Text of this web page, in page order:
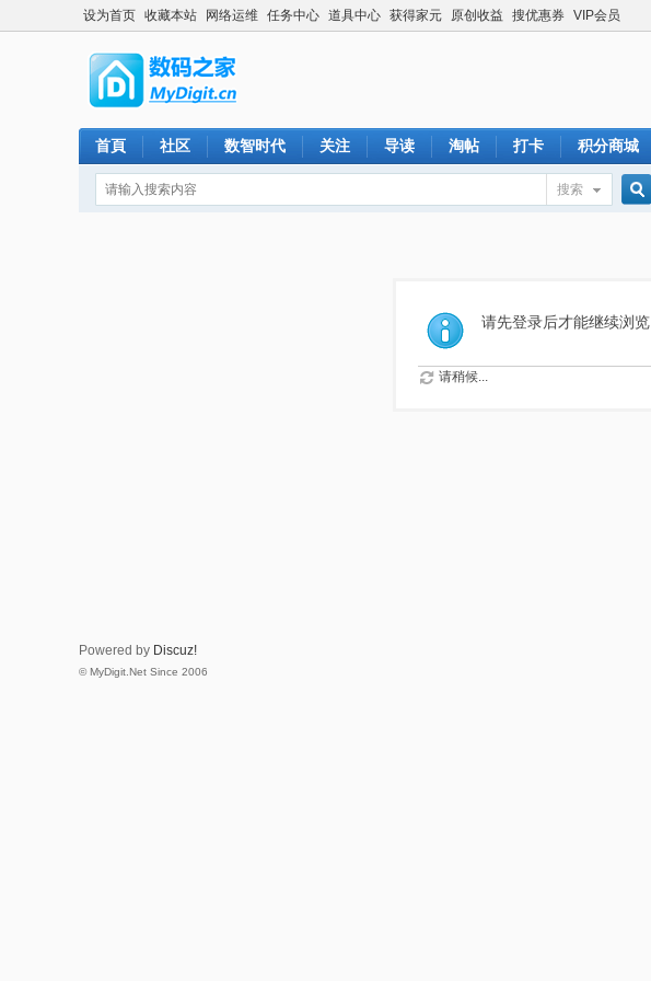
设为首页 收藏本站 网络运维 任务中心 道具中心 获得家元 原创收益 搜优惠券 VIP会员
首頁 社区 数智时代 关注 导读 淘帖 打卡 积分商城
搜索
索
请先登录后才能继续浏览
请稍候...
Powered by Discuz!
© MyDigit.Net Since 2006